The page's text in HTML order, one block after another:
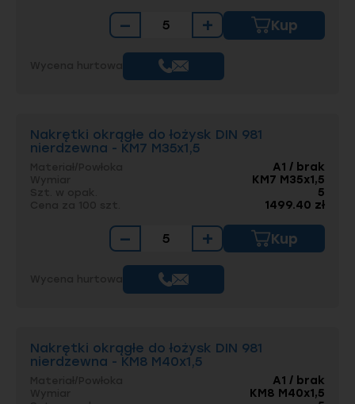
− + Kup
Nakrętki okrągłe do łożysk DIN 981
nierdzewna - KM7 M35x1,5
A1 / brak
KM7 M35x1,5
5
1499.40 zł
− + Kup
Nakrętki okrągłe do łożysk DIN 981
nierdzewna - KM8 M40x1,5
A1 / brak
KM8 M40x1,5